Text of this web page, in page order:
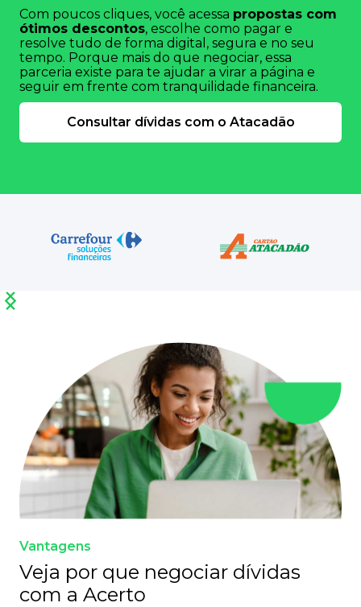
Com poucos cliques, você acessa propostas com
ótimos descontos, escolhe como pagar e
resolve tudo de forma digital, segura e no seu
tempo. Porque mais do que negociar, essa
parceria existe para te ajudar a virar a página e
seguir em frente com tranquilidade financeira.
Consultar dívidas com o Atacadão
Vantagens
Veja por que negociar dívidas
com a Acerto